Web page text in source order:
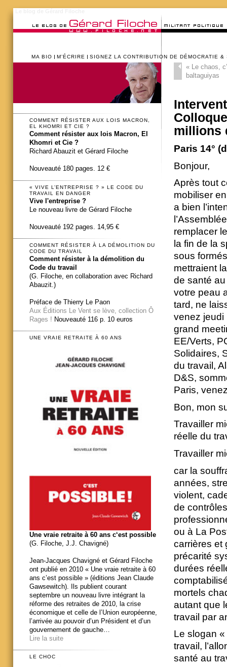
MA BIO M’ÉCRIRE SIGNEZ LA CONTRIBUTION DE DÉMOCRATIE &
«Le chaos,
baltaguiyas
millions
Paris 14°
Bonjour,
Après tout
mobiliser
a bien
remplacer
la fin de la
sous
mettraient
de santé
votre peau
tard, ne
venez jeudi
grand
EE/Verts,
Solidaires,
du travail,
D&S,
Paris,
Bon, mon
Travailler
réelle du
Travailler
car la
années,
violent,
de
ou à La
carrières et
précarité
durées
mortels
autant que
travail par
Le slogan
travail,
santé au
COMMENT RÉSISTER AUX LOIS MACRON,
EL KHOMRI ET CIE ?
Comment résister aux lois Macron, El
Khomri et Cie ?
Richard Abauzit et Gérard Filoche
Nouveauté 180 pages. 12 €
« VIVE L’ENTREPRISE ? » LE CODE DU
TRAVAIL EN DANGER
Vive l'entreprise ?
Le nouveau livre de Gérard Filoche
Nouveauté 192 pages. 14,95 €
COMMENT RÉSISTER À LA DÉMOLITION DU
CODE DU TRAVAIL
Comment résister à la démolition du
Code du travail
(G. Filoche, en collaboration avec Richard
Abauzit.)
Préface de Thierry Le Paon
Aux Éditions Le Vent se lève, collection Ô
Rages ! Nouveauté 116 p. 10 euros
UNE VRAIE RETRAITE À 60 ANS
Une vraie retraite à 60 ans c‘est possible
(G. Filoche, J.J. Chavigné)
Jean-Jacques Chavigné et Gérard Filoche
ont publié en 2010 « Une vraie retraite à 60
ans c’est possible » (éditions Jean Claude
Gawsewitch). Ils publient courant
septembre un nouveau livre intégrant la
réforme des retraites de 2010, la crise
économique et celle de l’Union européenne,
l’arrivée au pouvoir d’un Président et d’un
gouvernement de gauche…
Lire la suite
LE CHOC